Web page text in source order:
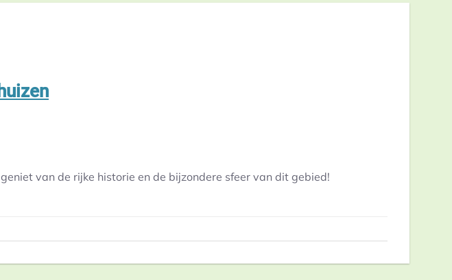
van de rijke historie en de bijzondere sfeer van dit gebied!